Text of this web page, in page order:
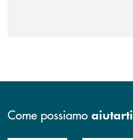
Come possiamo aiutarti